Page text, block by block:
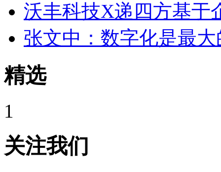
沃丰科技X递四方基于
张文中：数字化是最大
精选
1
关注我们